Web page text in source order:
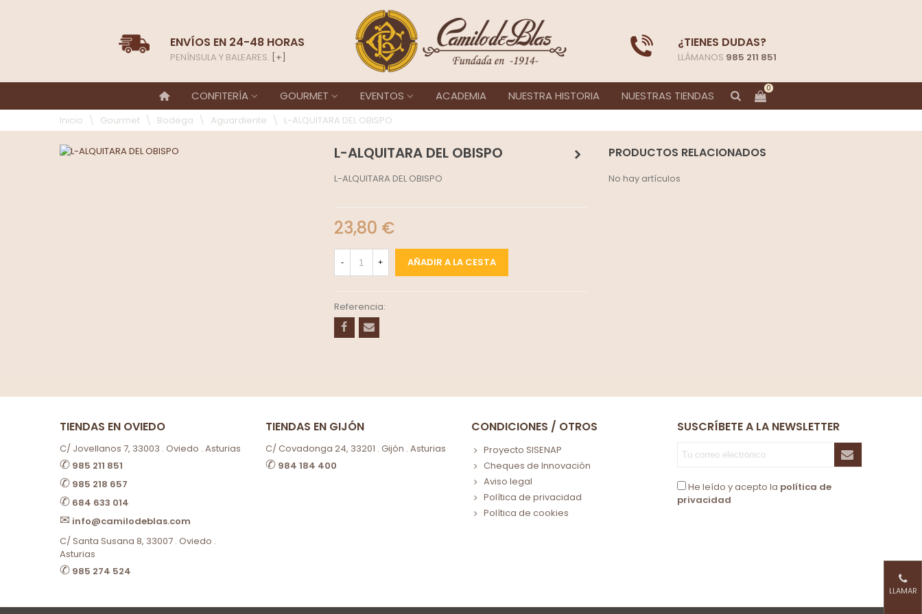
ENVÍOS EN 24-48 HORAS
PENÍNSULA Y BALEARES. [+]
¿TIENES DUDAS?
LLÁMANOS 985 211 851
CONFITERÍA GOURMET EVENTOS ACADEMIA NUESTRA HISTORIA NUESTRAS TIENDAS
0
Inicio \ Gourmet \ Bodega \ Aguardiente \ L-ALQUITARA DEL OBISPO
L-ALQUITARA DEL OBISPO
L-ALQUITARA DEL OBISPO
23,80 €
- + AÑADIR A LA CESTA
Referencia:
PRODUCTOS RELACIONADOS
No hay artículos
TIENDAS EN OVIEDO
C/ Jovellanos 7, 33003 . Oviedo . Asturias
✆ 985 211 851
✆ 985 218 657
✆ 684 633 014
✉ info@camilodeblas.com
C/ Santa Susana 8, 33007 . Oviedo .
Asturias
✆ 985 274 524
TIENDAS EN GIJÓN
C/ Covadonga 24, 33201 . Gijón . Asturias
✆ 984 184 400
CONDICIONES / OTROS
Proyecto SISENAP
Cheques de Innovación
Aviso legal
Política de privacidad
Política de cookies
SUSCRÍBETE A LA NEWSLETTER
He leído y acepto la política de
privacidad
LLAMAR